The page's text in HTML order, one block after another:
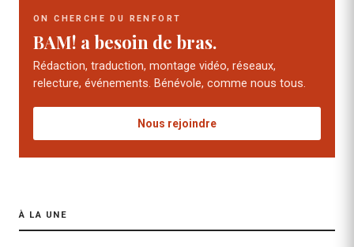
ON CHERCHE DU RENFORT
BAM! a besoin de bras.
Rédaction, traduction, montage vidéo, réseaux,
relecture, événements. Bénévole, comme nous tous.
Nous rejoindre
À LA UNE